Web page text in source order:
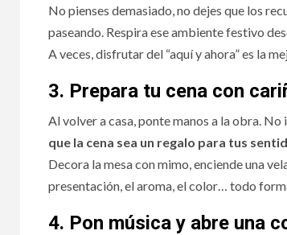
No pienses demasiado, no dejes que los
paseando. Respira ese ambiente festivo
A veces, disfrutar del “aquí y ahora” es la
3. Prepara tu cena con
Al volver a casa, ponte manos a la obra.
que la cena sea un regalo para tus
Decora la mesa con mimo, enciende una
presentación, el aroma, el color… todo
4. Pon música y abre una